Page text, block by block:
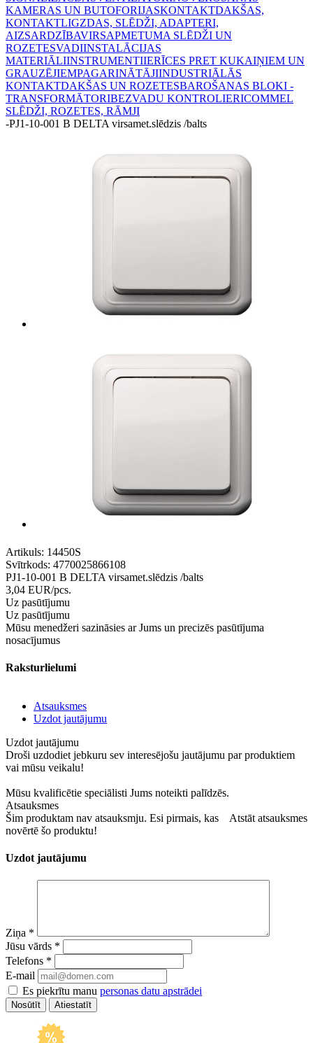
KAMERAS UN BUTOFORIJASKONTAKTDAKŠAS,
KONTAKTLIGZDAS, SLĒDŽI, ADAPTERI,
AIZSARDZĪBAVIRSAPMETUMA SLĒDŽI UN
ROZETESVADIINSTALĀCIJAS
MATERIĀLIINSTRUMENTIIERĪCES PRET KUKAIŅIEM UN
GRAUZĒJIEMPAGARINĀTĀJIINDUSTRIĀLĀS
KONTAKTDAKŠAS UN ROZETESBAROŠANAS BLOKI -
TRANSFORMĀTORIBEZVADU KONTROLIERICOMMEL
SLĒDŽI, ROZETES, RĀMJI
-PJ1-10-001 B DELTA virsamet.slēdzis /balts
Artikuls: 14450S
Svītrkods: 4770025866108
PJ1-10-001 B DELTA virsamet.slēdzis /balts
3,04 EUR/pcs.
Uz pasūtījumu
Uz pasūtījumu
Mūsu menedžeri sazināsies ar Jums un precizēs pasūtījuma
nosacījumus
Raksturlielumi
Atsauksmes
Uzdot jautājumu
Uzdot jautājumu
Droši uzdodiet jebkuru sev interesējošu jautājumu par produktiem
vai mūsu veikalu!
Mūsu kvalificētie speciālisti Jums noteikti palīdzēs.
Atsauksmes
Atstāt atsauksmes
Šim produktam nav atsauksmju. Esi pirmais, kas
novērtē šo produktu!
Uzdot jautājumu
Ziņa *
Jūsu vārds *
Telefons *
E-mail
Es piekrītu manu personas datu apstrādei
Atiestatīt